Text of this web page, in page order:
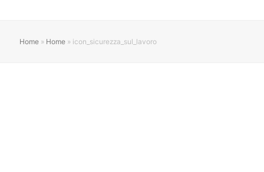
Home » Home » icon_sicurezza_sul_lavoro